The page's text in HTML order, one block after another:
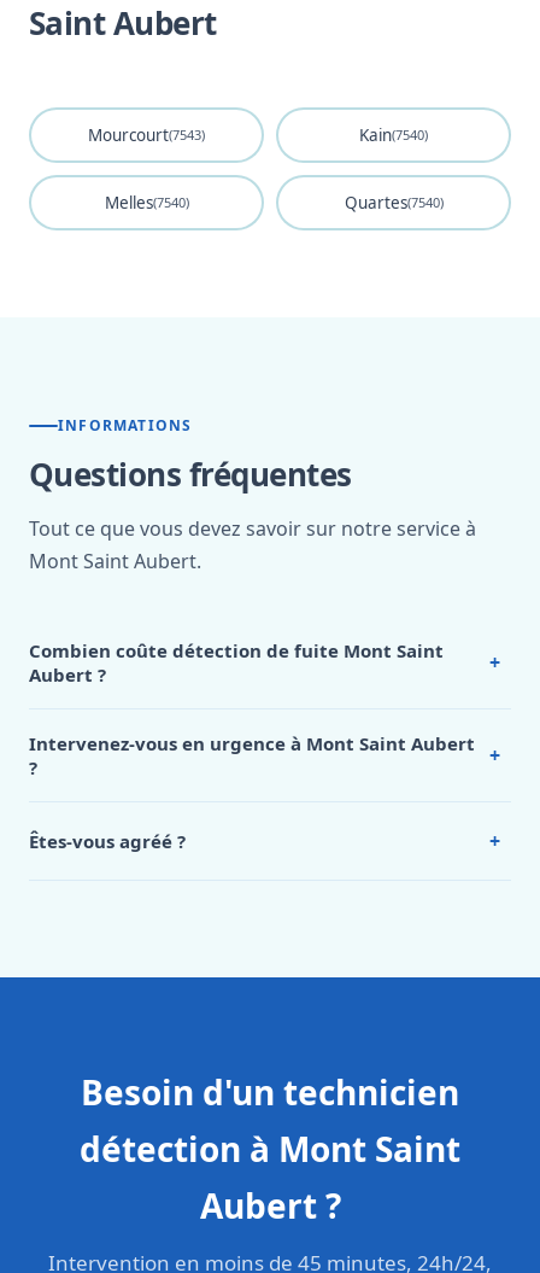
Saint Aubert
Mourcourt(7543) Kain(7540)
Melles(7540) Quartes(7540)
INFORMATIONS
Questions fréquentes
Tout ce que vous devez savoir sur notre service à
Mont Saint Aubert.
Combien coûte détection de fuite Mont Saint
Aubert ?
+
Saint Aubert, appelez le 0472 53 24 26.
Intervenez-vous en urgence à Mont Saint Aubert
?
+
Êtes-vous agréé ? +
Besoin d'un technicien
détection à Mont Saint
Aubert ?
Intervention en moins de 45 minutes, 24h/24,